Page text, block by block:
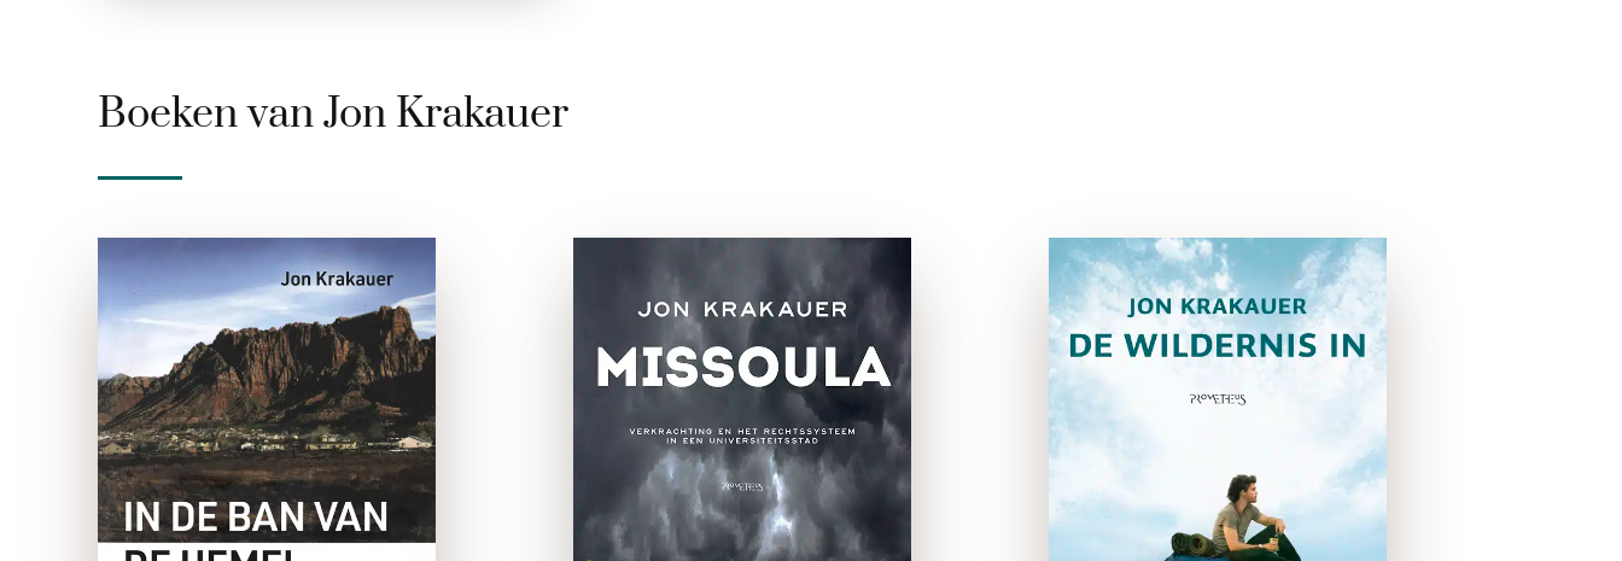
Boeken van Jon Krakauer
In de ban van de
hemel
e-boek
In 1984 vermoordden de
twee mormoonse broers Ron
en Dan Lafferty op gruwelijke
wijze de vrouw en baby van
hun broer. De dubbele
moord was niet alleen
Missoula
e-boek
Een onderzoek van het
Amerikaanse ministerie van
Justitie uit 2014 toont aan
dat in Amerika elk jaar zeker
110.000 vrouwen tussen de
18 en 24 jaar te maken
krijgen met …
De Wildernis in
paperback
In april 1992 lift de 24-jarige
in te trekken, met niet meer
dan een geweer en tien
pond rijst op zak. Hij …